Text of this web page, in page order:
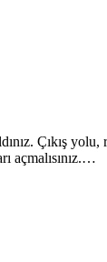
Çıkış
açmalısınız.…